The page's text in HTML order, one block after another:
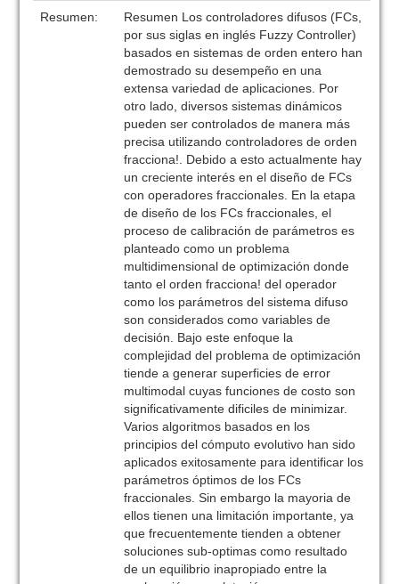
Resumen:
Resumen Los controladores difusos (FCs,
por sus siglas en inglés Fuzzy Controller)
basados en sistemas de orden entero han
demostrado su desempeño en una
extensa variedad de aplicaciones. Por
otro lado, diversos sistemas dinámicos
pueden ser controlados de manera más
precisa utilizando controladores de orden
fracciona!. Debido a esto actualmente hay
un creciente interés en el diseño de FCs
con operadores fraccionales. En la etapa
de diseño de los FCs fraccionales, el
proceso de calibración de parámetros es
planteado como un problema
multidimensional de optimización donde
tanto el orden fracciona! del operador
como los parámetros del sistema difuso
son considerados como variables de
decisión. Bajo este enfoque la
complejidad del problema de optimización
tiende a generar superficies de error
multimodal cuyas funciones de costo son
significativamente dificiles de minimizar.
Varios algoritmos basados en los
principios del cómputo evolutivo han sido
aplicados exitosamente para identificar los
parámetros óptimos de los FCs
fraccionales. Sin embargo la mayoria de
ellos tienen una limitación importante, ya
que frecuentemente tienden a obtener
soluciones sub-optimas como resultado
de un equilibrio inapropiado entre la